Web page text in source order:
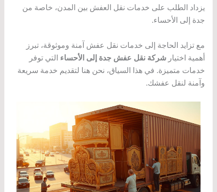
يزداد الطلب على خدمات نقل العفش بين المدن، خاصة من
جدة إلى الأحساء.
مع تزايد الحاجة إلى خدمات نقل عفش آمنة وموثوقة، تبرز
أهمية اختيار شركة نقل عفش جدة إلى الأحساء التي توفر
خدمات متميزة. في هذا السياق، نحن هنا لتقديم خدمة سريعة
وآمنة لنقل عفشك.